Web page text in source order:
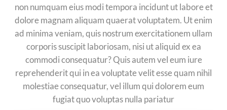
non numquam eius modi tempora incidunt ut labore et
dolore magnam aliquam quaerat voluptatem. Ut enim
ad minima veniam, quis nostrum exercitationem ullam
corporis suscipit laboriosam, nisi ut aliquid ex ea
commodi consequatur? Quis autem vel eum iure
reprehenderit qui in ea voluptate velit esse quam nihil
molestiae consequatur, vel illum qui dolorem eum
fugiat quo voluptas nulla pariatur